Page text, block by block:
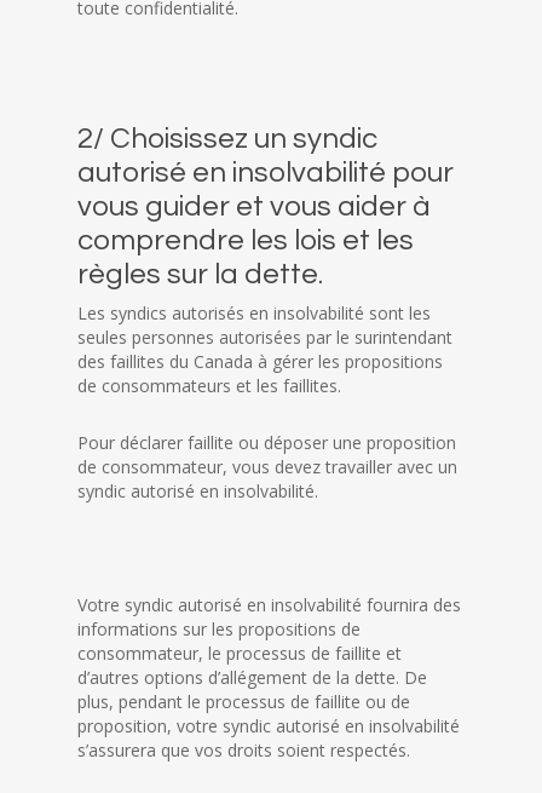
toute confidentialité.
2/ Choisissez un syndic
autorisé en insolvabilité pour
vous guider et vous aider à
comprendre les lois et les
règles sur la dette.
Les syndics autorisés en insolvabilité sont les
seules personnes autorisées par le surintendant
des faillites du Canada à gérer les propositions
de consommateurs et les faillites.
Pour déclarer faillite ou déposer une proposition
de consommateur, vous devez travailler avec un
syndic autorisé en insolvabilité.
Votre syndic autorisé en insolvabilité fournira des
informations sur les propositions de
consommateur, le processus de faillite et
d’autres options d’allégement de la dette. De
plus, pendant le processus de faillite ou de
proposition, votre syndic autorisé en insolvabilité
s’assurera que vos droits soient respectés.